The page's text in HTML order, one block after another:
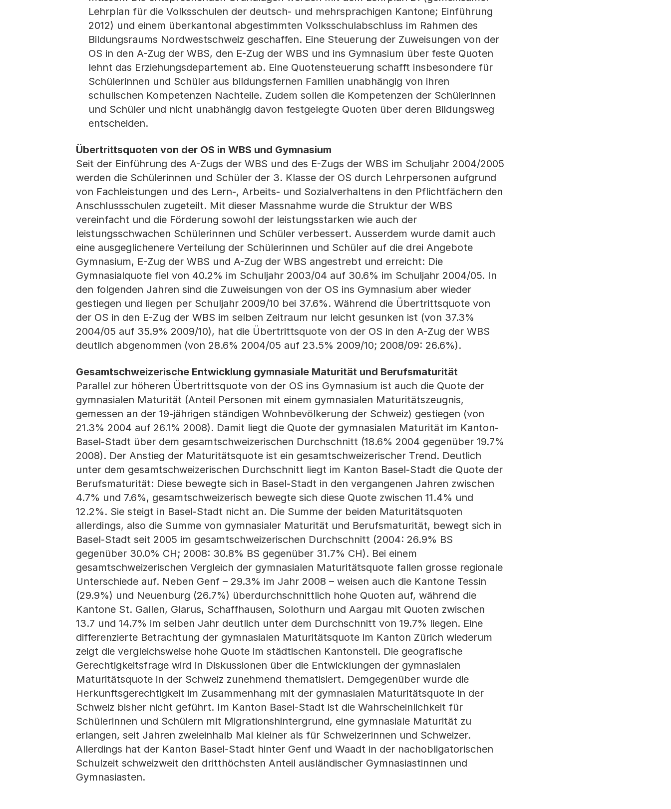
Lehrplan für die Volksschulen der deutsch- und mehrsprachigen Kantone; Einführung
2012) und einem überkantonal abgestimmten Volksschulabschluss im Rahmen des
Bildungsraums Nordwestschweiz geschaffen. Eine Steuerung der Zuweisungen von der
OS in den A-Zug der WBS, den E-Zug der WBS und ins Gymnasium über feste Quoten
lehnt das Erziehungsdepartement ab. Eine Quotensteuerung schafft insbesondere für
Schülerinnen und Schüler aus bildungsfernen Familien unabhängig von ihren
schulischen Kompetenzen Nachteile. Zudem sollen die Kompetenzen der Schülerinnen
und Schüler und nicht unabhängig davon festgelegte Quoten über deren Bildungsweg
entscheiden.
Übertrittsquoten von der OS in WBS und Gymnasium
Seit der Einführung des A-Zugs der WBS und des E-Zugs der WBS im Schuljahr 2004/2005
werden die Schülerinnen und Schüler der 3. Klasse der OS durch Lehrpersonen aufgrund
von Fachleistungen und des Lern-, Arbeits- und Sozialverhaltens in den Pflichtfächern den
Anschlussschulen zugeteilt. Mit dieser Massnahme wurde die Struktur der WBS
vereinfacht und die Förderung sowohl der leistungsstarken wie auch der
leistungsschwachen Schülerinnen und Schüler verbessert. Ausserdem wurde damit auch
eine ausgeglichenere Verteilung der Schülerinnen und Schüler auf die drei Angebote
Gymnasium, E-Zug der WBS und A-Zug der WBS angestrebt und erreicht: Die
Gymnasialquote fiel von 40.2% im Schuljahr 2003/04 auf 30.6% im Schuljahr 2004/05. In
den folgenden Jahren sind die Zuweisungen von der OS ins Gymnasium aber wieder
gestiegen und liegen per Schuljahr 2009/10 bei 37.6%. Während die Übertrittsquote von
der OS in den E-Zug der WBS im selben Zeitraum nur leicht gesunken ist (von 37.3%
2004/05 auf 35.9% 2009/10), hat die Übertrittsquote von der OS in den A-Zug der WBS
deutlich abgenommen (von 28.6% 2004/05 auf 23.5% 2009/10; 2008/09: 26.6%).
Gesamtschweizerische Entwicklung gymnasiale Maturität und Berufsmaturität
Parallel zur höheren Übertrittsquote von der OS ins Gymnasium ist auch die Quote der
gymnasialen Maturität (Anteil Personen mit einem gymnasialen Maturitätszeugnis,
gemessen an der 19-jährigen ständigen Wohnbevölkerung der Schweiz) gestiegen (von
21.3% 2004 auf 26.1% 2008). Damit liegt die Quote der gymnasialen Maturität im Kanton-
Basel-Stadt über dem gesamtschweizerischen Durchschnitt (18.6% 2004 gegenüber 19.7%
2008). Der Anstieg der Maturitätsquote ist ein gesamtschweizerischer Trend. Deutlich
unter dem gesamtschweizerischen Durchschnitt liegt im Kanton Basel-Stadt die Quote der
Berufsmaturität: Diese bewegte sich in Basel-Stadt in den vergangenen Jahren zwischen
4.7% und 7.6%, gesamtschweizerisch bewegte sich diese Quote zwischen 11.4% und
12.2%. Sie steigt in Basel-Stadt nicht an. Die Summe der beiden Maturitätsquoten
allerdings, also die Summe von gymnasialer Maturität und Berufsmaturität, bewegt sich in
Basel-Stadt seit 2005 im gesamtschweizerischen Durchschnitt (2004: 26.9% BS
gegenüber 30.0% CH; 2008: 30.8% BS gegenüber 31.7% CH). Bei einem
gesamtschweizerischen Vergleich der gymnasialen Maturitätsquote fallen grosse regionale
Unterschiede auf. Neben Genf – 29.3% im Jahr 2008 – weisen auch die Kantone Tessin
(29.9%) und Neuenburg (26.7%) überdurchschnittlich hohe Quoten auf, während die
Kantone St. Gallen, Glarus, Schaffhausen, Solothurn und Aargau mit Quoten zwischen
13.7 und 14.7% im selben Jahr deutlich unter dem Durchschnitt von 19.7% liegen. Eine
differenzierte Betrachtung der gymnasialen Maturitätsquote im Kanton Zürich wiederum
zeigt die vergleichsweise hohe Quote im städtischen Kantonsteil. Die geografische
Gerechtigkeitsfrage wird in Diskussionen über die Entwicklungen der gymnasialen
Maturitätsquote in der Schweiz zunehmend thematisiert. Demgegenüber wurde die
Herkunftsgerechtigkeit im Zusammenhang mit der gymnasialen Maturitätsquote in der
Schweiz bisher nicht geführt. Im Kanton Basel-Stadt ist die Wahrscheinlichkeit für
Schülerinnen und Schülern mit Migrationshintergrund, eine gymnasiale Maturität zu
erlangen, seit Jahren zweieinhalb Mal kleiner als für Schweizerinnen und Schweizer.
Allerdings hat der Kanton Basel-Stadt hinter Genf und Waadt in der nachobligatorischen
Schulzeit schweizweit den dritthöchsten Anteil ausländischer Gymnasiastinnen und
Gymnasiasten.